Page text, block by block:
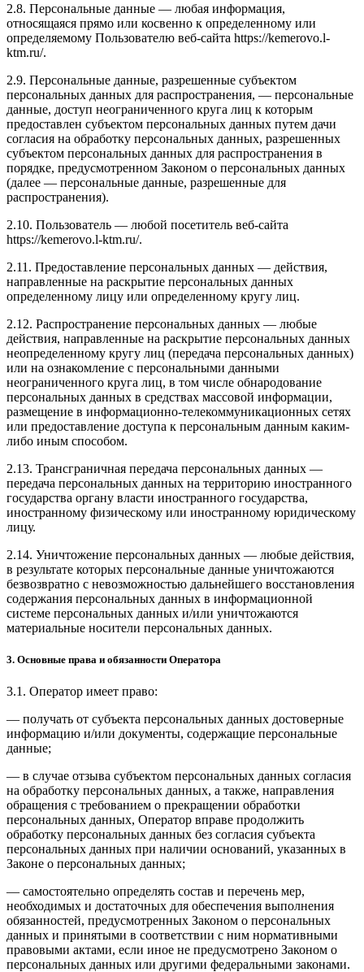
2.8. Персональные данные — любая информация,
относящаяся прямо или косвенно к определенному или
определяемому Пользователю веб-сайта https://kemerovo.l-
ktm.ru/.
2.9. Персональные данные, разрешенные субъектом
персональных данных для распространения, — персональные
данные, доступ неограниченного круга лиц к которым
предоставлен субъектом персональных данных путем дачи
согласия на обработку персональных данных, разрешенных
субъектом персональных данных для распространения в
порядке, предусмотренном Законом о персональных данных
(далее — персональные данные, разрешенные для
распространения).
2.10. Пользователь — любой посетитель веб-сайта
https://kemerovo.l-ktm.ru/.
2.11. Предоставление персональных данных — действия,
направленные на раскрытие персональных данных
определенному лицу или определенному кругу лиц.
2.12. Распространение персональных данных — любые
действия, направленные на раскрытие персональных данных
неопределенному кругу лиц (передача персональных данных)
или на ознакомление с персональными данными
неограниченного круга лиц, в том числе обнародование
персональных данных в средствах массовой информации,
размещение в информационно-телекоммуникационных сетях
или предоставление доступа к персональным данным каким-
либо иным способом.
2.13. Трансграничная передача персональных данных —
передача персональных данных на территорию иностранного
государства органу власти иностранного государства,
иностранному физическому или иностранному юридическому
лицу.
2.14. Уничтожение персональных данных — любые действия,
в результате которых персональные данные уничтожаются
безвозвратно с невозможностью дальнейшего восстановления
содержания персональных данных в информационной
системе персональных данных и/или уничтожаются
материальные носители персональных данных.
3. Основные права и обязанности Оператора
3.1. Оператор имеет право:
— получать от субъекта персональных данных достоверные
информацию и/или документы, содержащие персональные
данные;
— в случае отзыва субъектом персональных данных согласия
на обработку персональных данных, а также, направления
обращения с требованием о прекращении обработки
персональных данных, Оператор вправе продолжить
обработку персональных данных без согласия субъекта
персональных данных при наличии оснований, указанных в
Законе о персональных данных;
— самостоятельно определять состав и перечень мер,
необходимых и достаточных для обеспечения выполнения
обязанностей, предусмотренных Законом о персональных
данных и принятыми в соответствии с ним нормативными
правовыми актами, если иное не предусмотрено Законом о
персональных данных или другими федеральными законами.